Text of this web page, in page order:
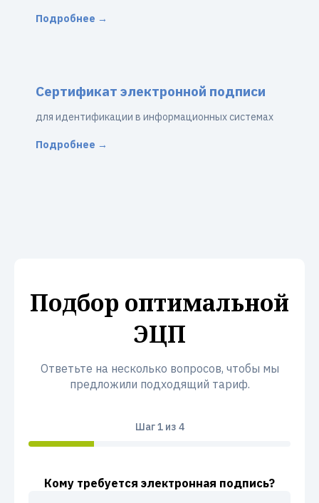
Подробнее →
Сертификат электронной подписи
для идентификации в информационных системах
Подробнее →
Подбор оптимальной
ЭЦП
Ответьте на несколько вопросов, чтобы мы
предложили подходящий тариф.
Шаг1из 4
Кому требуется электронная подпись?